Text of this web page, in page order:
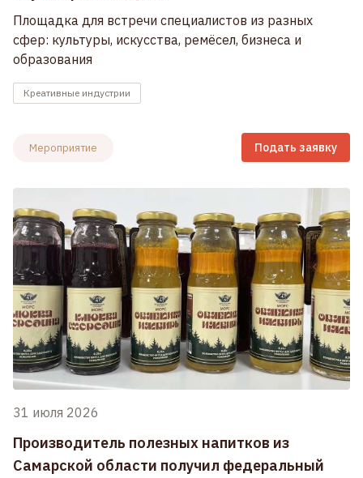
Площадка для встречи специалистов из разных
сфер: культуры, искусства, ремёсел, бизнеса и
образования
Креативные индустрии
Мероприятие Подать заявку
31 июля 2026
Производитель полезных напитков из
Самарской области получил федеральный